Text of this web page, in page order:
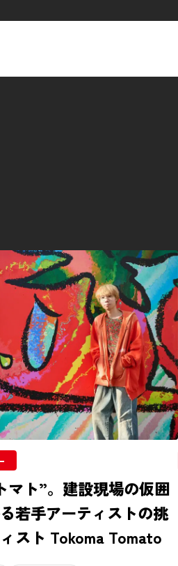
タグ一覧
マト”。建設現場の仮囲
若手アーティストの挑
スト Tokoma Tomato